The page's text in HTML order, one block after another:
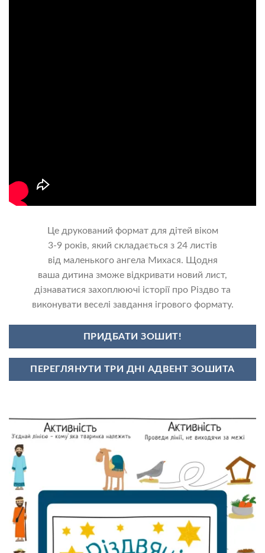
Це друкований формат для дітей віком
3-9 років, який складається з 24 листів
від маленького ангела Михася. Щодня
ваша дитина зможе відкривати новий лист,
дізнаватися захоплюючі історії про Різдво та
виконувати веселі завдання ігрового формату.
ПРИДБАТИ ЗОШИТ!
ПЕРЕГЛЯНУТИ ТРИ ДНІ АДВЕНТ ЗОШИТА